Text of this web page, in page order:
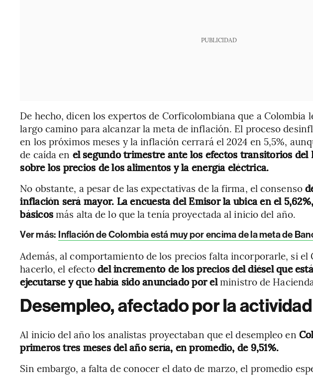
PUBLICIDAD
De hecho, dicen los expertos de Corficolombiana que a Colombia
largo camino para alcanzar la meta de inflación. El proceso
en los próximos meses y la inflación cerrará el 2024 en 5,5%,
de caída en el segundo trimestre ante los efectos transitorios del
sobre los precios de los alimentos y la energía eléctrica.
No obstante, a pesar de las expectativas de la firma, el consenso
inflación será mayor. La encuesta del Emisor la ubica en el
básicosmás alta de lo que la tenía proyectada al inicio del año.
Ver más: Inflación de Colombia está muy por encima de la meta de
Además, al comportamiento de los precios falta incorporarle, si el
hacerlo, el efectodel incremento de los precios del diésel que
ejecutarse y que había sido anunciado por elministro de
Desempleo, afectado por la actividad
Al inicio del año los analistas proyectaban que el desempleo en
primeros tres meses del año sería, en promedio, de 9,51%.
Sin embargo, a falta de conocer el dato de marzo, el promedio